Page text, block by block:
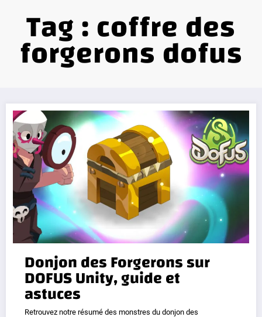
Tag : coffre des
forgerons dofus
Donjon des Forgerons sur
DOFUS Unity, guide et
astuces
Retrouvez notre résumé des monstres du donjon des